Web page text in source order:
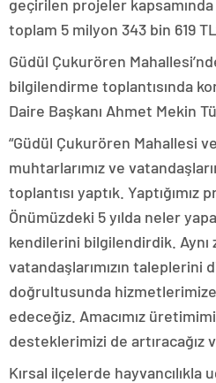
geçirilen projeler
toplam 5 milyon 343 bin 619
Güdül Çukurören
bilgilendirme toplantısında
Daire Başkanı Ahmet Mekin
“Güdül Çukurören Mahallesi
muhtarlarımız ve
toplantısı yaptık. Yaptığımız
Önümüzdeki 5 yılda neler
kendilerini bilgilendirdik.
vatandaşlarımızın taleplerini
doğrultusunda
edeceğiz. Amacımız
desteklerimizi de artıracağız
Kırsal ilçelerde hayvancılıkla